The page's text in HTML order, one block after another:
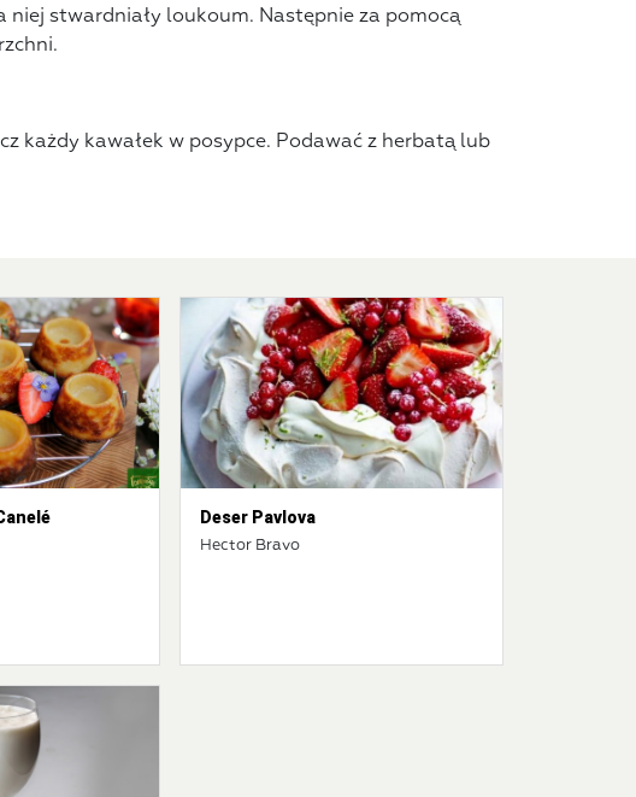
niej stwardniały loukoum. Następnie za pomocą
każdy kawałek w posypce. Podawać z herbatą lub
Deser Pavlova
Hector Bravo